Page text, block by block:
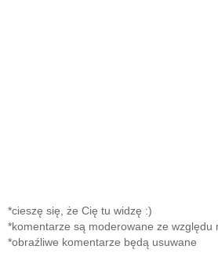
*cieszę się, że Cię tu widzę :)
*komentarze są moderowane ze względu
*obraźliwe komentarze będą usuwane